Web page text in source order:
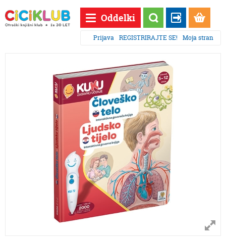
Oddelki
Prijava REGISTRIRAJTE SE! Moja stran